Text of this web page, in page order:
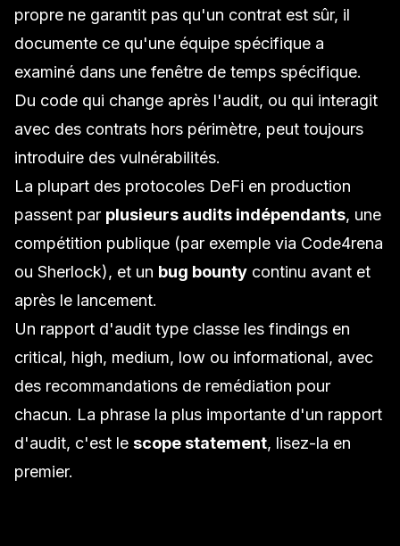
propre ne garantit pas qu'un contrat est sûr, il
documente ce qu'une équipe spécifique a
examiné dans une fenêtre de temps spécifique.
Du code qui change après l'audit, ou qui interagit
avec des contrats hors périmètre, peut toujours
introduire des vulnérabilités.
La plupart des protocoles DeFi en production
passent par plusieurs audits indépendants, une
compétition publique (par exemple via Code4rena
ou Sherlock), et un bug bounty continu avant et
après le lancement.
Un rapport d'audit type classe les findings en
critical, high, medium, low ou informational, avec
des recommandations de remédiation pour
chacun. La phrase la plus importante d'un rapport
d'audit, c'est le scope statement, lisez-la en
premier.